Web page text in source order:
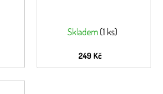
Skladem (1 ks)
249 Kč